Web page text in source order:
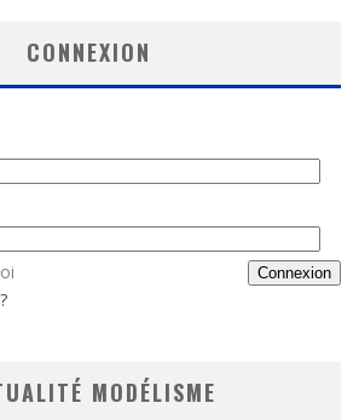
CONNEXION
MODÉLISME